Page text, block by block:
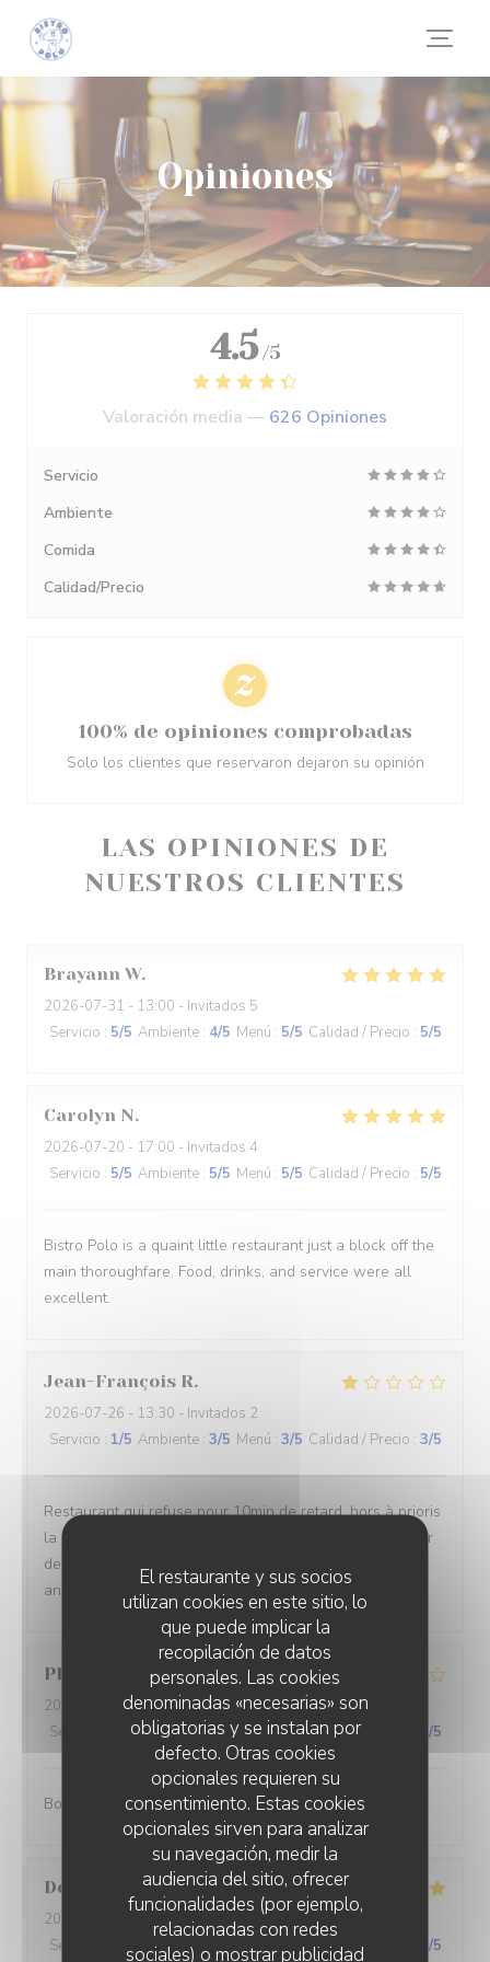
Personalización de sus opciones de cookies
El restaurante y sus socios
utilizan cookies en este sitio, lo
que puede implicar la
recopilación de datos
personales. Las cookies
denominadas «necesarias» son
obligatorias y se instalan por
defecto. Otras cookies
opcionales requieren su
consentimiento. Estas cookies
opcionales sirven para analizar
su navegación, medir la
audiencia del sitio, ofrecer
funcionalidades (por ejemplo,
relacionadas con redes
sociales) o mostrar publicidad
Opiniones
LAS OPINIONES DE
NUESTROS CLIENTES
Brayann W
2026-07-31 - 13:00 - Invitados 5
Servicio : 5/5 Ambiente : 4/5 Menú : 5/5 Calidad / Precio : 5/5
Carolyn N
2026-07-20 - 17:00 - Invitados 4
Servicio : 5/5 Ambiente : 5/5 Menú : 5/5 Calidad / Precio : 5/5
Bistro Polo is a quaint little restaurant just a block off the
main thoroughfare. Food, drinks, and service were all
excellent.
Jean-François R
2026-07-26 - 13:30 - Invitados 2
Servicio : 1/5 Ambiente : 3/5 Menú : 3/5 Calidad / Precio : 3/5
Restaurant qui refuse pour 10min de retard, hors à prioris
la cuisine ferme à 13:40. Alors merci de ne pas accepter
de réservation à 13:30 et de revoir votre carte qui
annonce une cuisine en continue
Philippe
2026-07-27- 12:00 - Invitados 2
Servicio
/5 Ambiente:4/5 Menú:4/5 Calidad / Precio /5
Bon et pas cher.
Dorothee M
2026-07-23
- 12:30 - Invitados 5
Servicio
Ambiente Menú : Calidad / Precio /5
4.5 /5
Valoración media — 626 Opiniones
Servicio
Ambiente
Comida
Calidad/Precio
100% de opiniones comprobadas
Solo los clientes que reservaron dejaron su opinión